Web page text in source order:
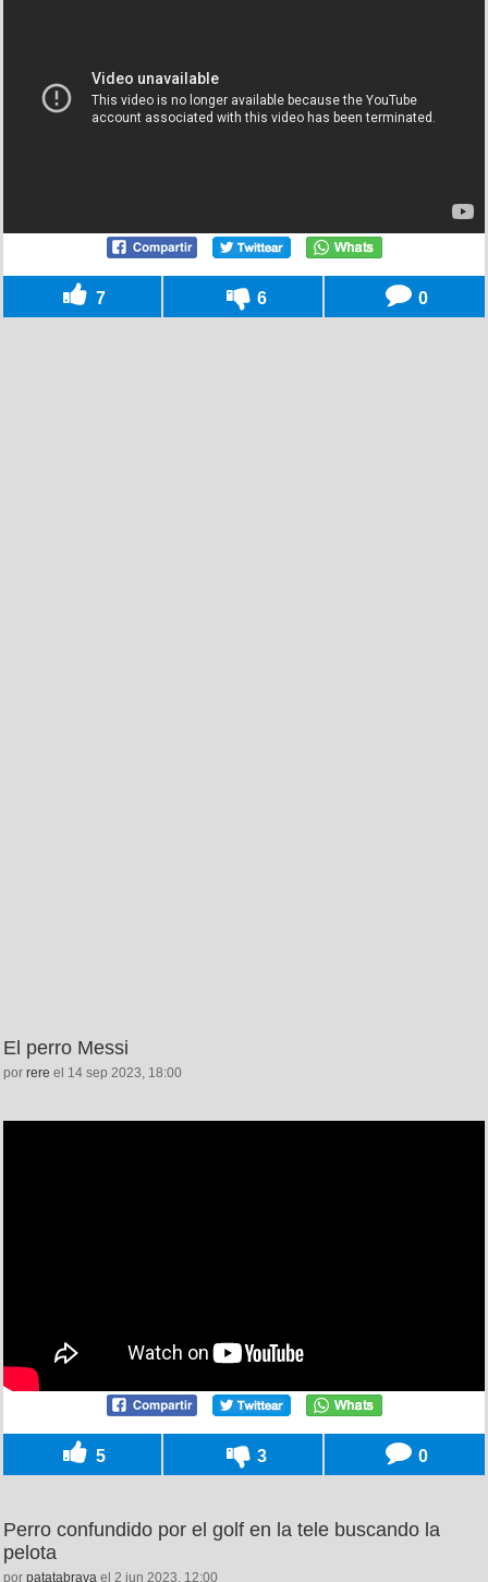
7 6 0
El perro Messi
por rere el 14 sep 2023, 18:00
5 3 0
Perro confundido por el golf en la tele buscando la
pelota
por patatabrava el 2 jun 2023, 12:00